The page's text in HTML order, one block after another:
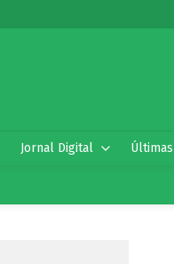
Jornal Digital Últimas